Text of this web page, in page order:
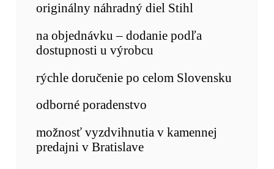
originálny náhradný diel Stihl
na objednávku – dodanie podľa
dostupnosti u výrobcu
rýchle doručenie po celom Slovensku
odborné poradenstvo
možnosť vyzdvihnutia v kamennej
predajni v Bratislave